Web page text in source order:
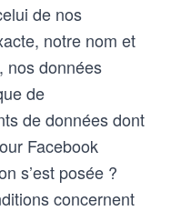
de nos
notre nom et
nos données
de
de données dont
Facebook
s’est posée ?
concernent